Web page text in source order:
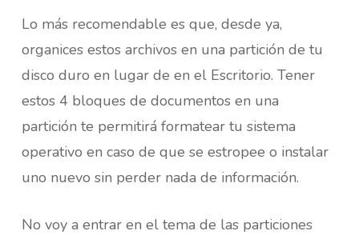
Lo más recomendable es que, desde ya,
organices estos archivos en una partición de tu
disco duro en lugar de en el Escritorio. Tener
estos 4 bloques de documentos en una
partición te permitirá formatear tu sistema
operativo en caso de que se estropee o instalar
uno nuevo sin perder nada de información.
No voy a entrar en el tema de las particiones